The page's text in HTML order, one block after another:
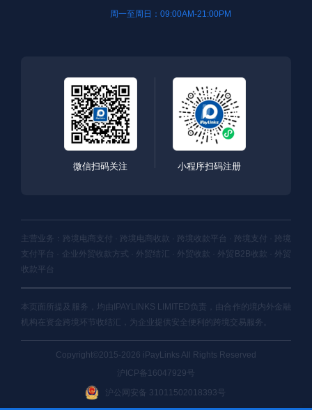
周一至周日：09:00AM-21:00PM
微信扫码关注 小程序扫码注册
主营业务：跨境电商支付 · 跨境电商收款 · 跨境收款平台 · 跨境支付 · 跨境
支付平台 · 企业外贸收款方式 · 外贸结汇 · 外贸收款 · 外贸B2B收款 · 外贸
收款平台
本页面所提及服务，均由IPAYLINKS LIMITED负责，由合作的境内外金融
机构在资金跨境环节收结汇，为企业提供安全便利的跨境交易服务。
Copyright©2015-2026 iPayLinks All Rights Reserved
沪ICP备16047929号
沪公网安备 31011502018393号